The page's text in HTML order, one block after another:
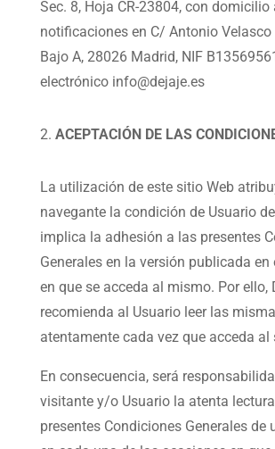
Sec. 8, Hoja CR-23804, con domicilio
notificaciones en C/ Antonio
Bajo A, 28026 Madrid, NIF
electrónico info@dejaje.es
ACEPTACIÓN DE LAS
La utilización de este sitio Web
navegante la condición de Usuario
implica la adhesión a las presentes
Generales en la versión publicada
en que se acceda al mismo. Por ello,
recomienda al Usuario leer las
atentamente cada vez que acceda al
En consecuencia, será
visitante y/o Usuario la atenta
presentes Condiciones Generales de